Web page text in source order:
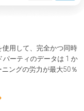
用して、完全かつ同時
パーティのデータは 1 か
ングの労力が最大50％